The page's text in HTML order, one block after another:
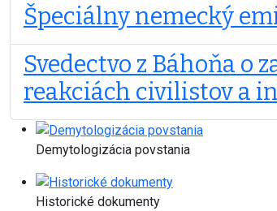
Špeciálny nemecký
Svedectvo z Báhoňa
reakciách civilistov a
Demytologizácia povstania
Historické dokumenty